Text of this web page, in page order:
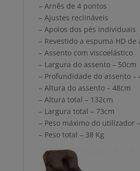
– Arnês de 4 pontos
– Ajustes reclináveis
– Apoios dos pés individuais
– Revestido a espuma HD
– Assento com viscoelástico
– Largura do assento – 50cm
– Profundidade do assento –
– Altura do assento – 48cm
– Altura total – 132cm
– Largura total – 73cm
– Peso máximo do utilizador
– Peso total – 38 Kg